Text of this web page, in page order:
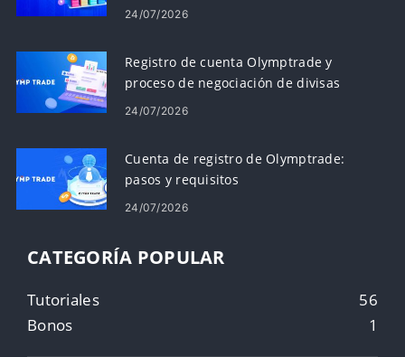
24/07/2026
Registro de cuenta Olymptrade y
proceso de negociación de divisas
24/07/2026
Cuenta de registro de Olymptrade:
pasos y requisitos
24/07/2026
CATEGORÍA POPULAR
Tutoriales
56
Bonos
1